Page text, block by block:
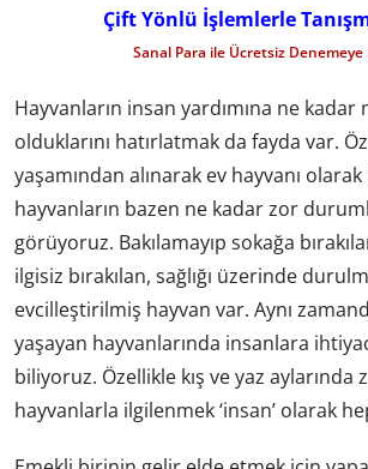
Çift Yönlü İşlemlerle
Sanal Para ile Ücretsiz Denemeye
Hayvanların insan yardımına ne kadar
olduklarını hatırlatmak da fayda var.
yaşamından alınarak ev hayvanı olarak
hayvanların bazen ne kadar zor
görüyoruz. Bakılamayıp sokağa
ilgisiz bırakılan, sağlığı üzerinde
evcilleştirilmiş hayvan var. Aynı
yaşayan hayvanlarında insanlara
biliyoruz. Özellikle kış ve yaz aylarında
hayvanlarla ilgilenmek ‘insan’ olarak